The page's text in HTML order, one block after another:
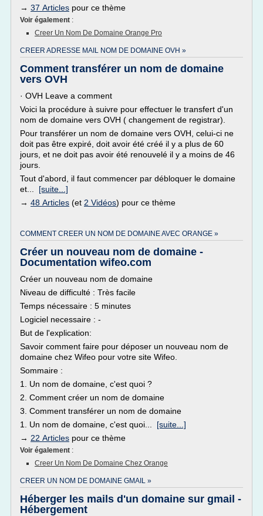
→ 37 Articles pour ce thème
Voir également :
Creer Un Nom De Domaine Orange Pro
CREER ADRESSE MAIL NOM DE DOMAINE OVH »
Comment transférer un nom de domaine
vers OVH
· OVH Leave a comment
Voici la procédure à suivre pour effectuer le transfert d'un
nom de domaine vers OVH ( changement de registrar).
Pour transférer un nom de domaine vers OVH, celui-ci ne
doit pas être expiré, doit avoir été créé il y a plus de 60
jours, et ne doit pas avoir été renouvelé il y a moins de 46
jours.
Tout d'abord, il faut commencer par débloquer le domaine
et... [suite...]
→ 48 Articles (et 2 Vidéos) pour ce thème
COMMENT CREER UN NOM DE DOMAINE AVEC ORANGE »
Créer un nouveau nom de domaine -
Documentation wifeo.com
Créer un nouveau nom de domaine
Niveau de difficulté : Très facile
Temps nécessaire : 5 minutes
Logiciel necessaire : -
But de l'explication:
Savoir comment faire pour déposer un nouveau nom de
domaine chez Wifeo pour votre site Wifeo.
Sommaire :
1. Un nom de domaine, c'est quoi ?
2. Comment créer un nom de domaine
3. Comment transférer un nom de domaine
1. Un nom de domaine, c'est quoi... [suite...]
→ 22 Articles pour ce thème
Voir également :
Creer Un Nom De Domaine Chez Orange
CREER UN NOM DE DOMAINE GMAIL »
Héberger les mails d'un domaine sur gmail -
Hébergement